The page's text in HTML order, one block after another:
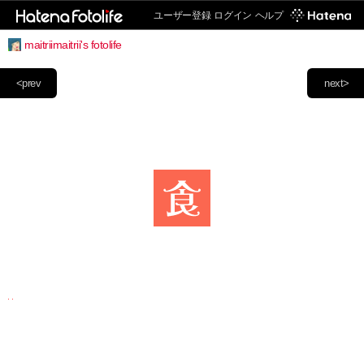
ユーザー登録 ログイン ヘルプ
maitriimaitrii's fotolife
next>
<prev